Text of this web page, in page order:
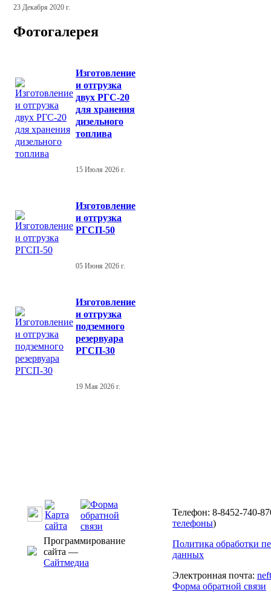
23 Декабря 2020 г.
Фотогалерея
Изготовление
и отгрузка
двух РГС-20
для хранения
дизельного
топлива
15 Июля 2026 г.
Изготовление
и отгрузка
РГСП-50
05 Июня 2026 г.
Изготовление
и отгрузка
подземного
резервуара
РГСП-30
19 Мая 2026 г.
Программирование
сайта —
Сайтмедиа
Телефон: 8-8452-740-
телефоны)
Политика обработки
данных
Электронная почта:
Форма обратной связи